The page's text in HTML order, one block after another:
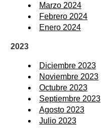
Marzo 2024
Febrero 2024
Enero 2024
2023
Diciembre 2023
Noviembre 2023
Octubre 2023
Septiembre 2023
Agosto 2023
Julio 2023